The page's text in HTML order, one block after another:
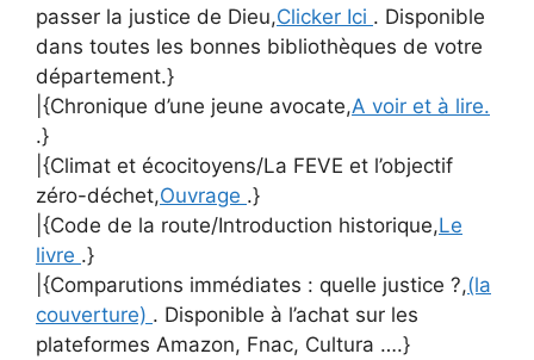
passer la justice de Dieu,Clicker Ici . Disponible
dans toutes les bonnes bibliothèques de votre
département.}
|{Chronique d’une jeune avocate,A voir et à lire.
.}
|{Climat et écocitoyens/La FEVE et l’objectif
zéro-déchet,Ouvrage .}
|{Code de la route/Introduction historique,Le
livre .}
|{Comparutions immédiates : quelle justice ?,(la
couverture) . Disponible à l’achat sur les
plateformes Amazon, Fnac, Cultura ….}